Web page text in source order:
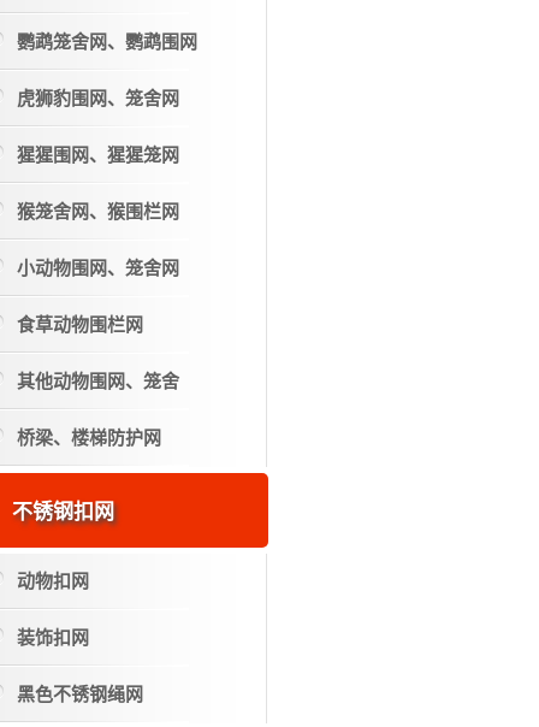
鹦鹉笼舍网、鹦鹉围网
虎狮豹围网、笼舍网
猩猩围网、猩猩笼网
猴笼舍网、猴围栏网
小动物围网、笼舍网
食草动物围栏网
其他动物围网、笼舍
桥梁、楼梯防护网
不锈钢扣网
动物扣网
装饰扣网
黑色不锈钢绳网